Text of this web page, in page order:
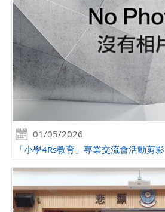
01/05/2026
「小學4Rs教育」專業交流會活動剪影